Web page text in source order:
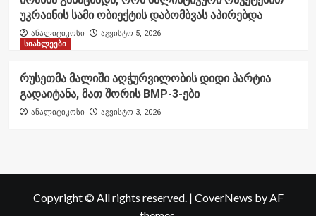
უკრაინის სამი ობიექტის დაბომბვას აპირებდა
ანალიტიკოსი
აგვისტო 5, 2026
სიახლეები
რუსეთმა მალიში აღჭურვილობის დიდი პარტია
გადაიტანა, მათ შორის BMP-3-ები
ანალიტიკოსი აგვისტო 3, 2026
Copyright © All rights reserved. | CoverNews by AF